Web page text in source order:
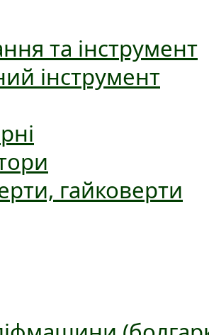
та інструмент
інструмент
гайковерти